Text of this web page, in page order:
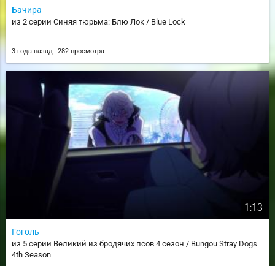
Бачира
из 2 серии Синяя тюрьма: Блю Лок / Blue Lock
3 года назад 282 просмотра
1:13
Гоголь
из 5 серии Великий из бродячих псов 4 сезон / Bungou Stray Dogs
4th Season